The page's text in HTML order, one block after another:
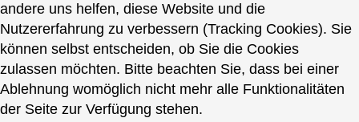
andere uns helfen, diese Website und die
Nutzererfahrung zu verbessern (Tracking Cookies). Sie
können selbst entscheiden, ob Sie die Cookies
zulassen möchten. Bitte beachten Sie, dass bei einer
Ablehnung womöglich nicht mehr alle Funktionalitäten
der Seite zur Verfügung stehen.